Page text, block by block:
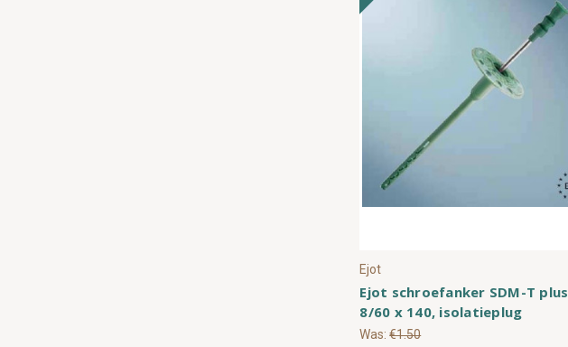
Ejot
Ejot schroefanker SDM-T plus
8/60 x 140, isolatieplug
Was:€1.50